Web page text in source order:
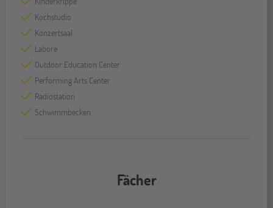
Kochstudio
Konzertsaal
Labore
Outdoor Education Center
Performing Arts Center
Radiostation
Schwimmbecken
Fächer